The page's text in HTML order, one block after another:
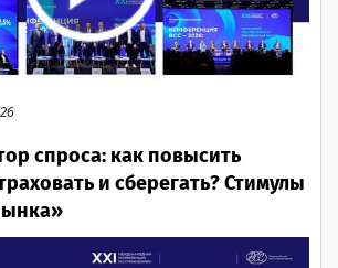
спроса: как повысить
и сберегать? Стимулы